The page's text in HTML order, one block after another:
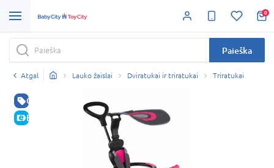
0
Paieška
Atgal Lauko žaislai Dviratukai ir triratukai Triratukai
GERA KAINA
E-KAINA